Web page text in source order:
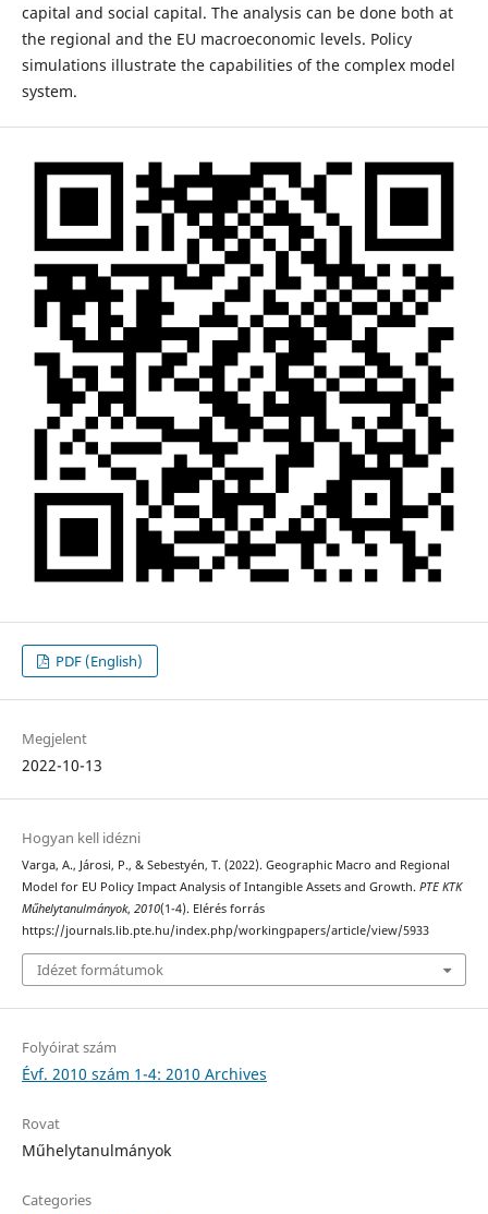
capital and social capital. The analysis can be done both at
the regional and the EU macroeconomic levels. Policy
simulations illustrate the capabilities of the complex model
system.
PDF (English)
Megjelent
2022-10-13
Hogyan kell idézni
Varga, A., Járosi, P., & Sebestyén, T. (2022). Geographic Macro and Regional
Model for EU Policy Impact Analysis of Intangible Assets and Growth. PTE KTK
Műhelytanulmányok, 2010(1-4). Elérés forrás
https://journals.lib.pte.hu/index.php/workingpapers/article/view/5933
Idézet formátumok
Folyóirat szám
Évf. 2010 szám 1-4: 2010 Archives
Rovat
Műhelytanulmányok
Categories